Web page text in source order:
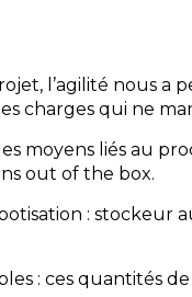
l’agilité nous a
charges qui ne
moyens liés au
out of the box.
: stockeur
: ces quantités